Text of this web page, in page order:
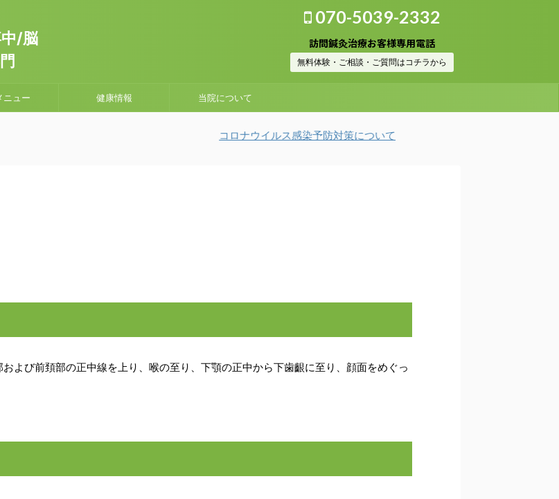
/脳
070-5039-2332
訪問鍼灸治療お客様専用電話
無料体験・ご相談・ご質問はコチラから
ニュー 健康情報 当院について
コロナウイルス感染予防対策について
よび前頚部の正中線を上り、喉の至り、下顎の正中から下歯齦に至り、顔面をめぐっ